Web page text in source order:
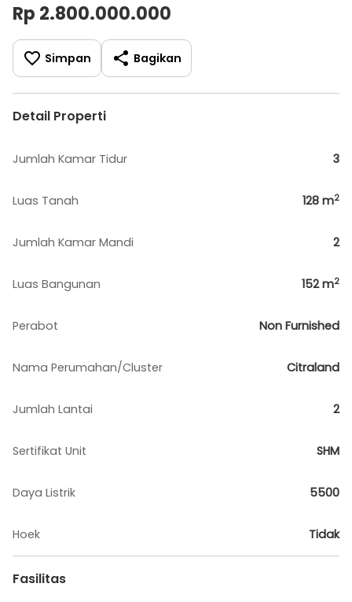
Rp 2.800.000.000
Simpan Bagikan
Detail Properti
Jumlah Kamar Tidur 3
Luas Tanah 128 m2
Jumlah Kamar Mandi 2
Luas Bangunan 152m2
Perabot Non Furnished
Nama Perumahan/Cluster Citraland
Jumlah Lantai 2
Sertifikat Unit SHM
Daya Listrik 5500
Hoek Tidak
Fasilitas